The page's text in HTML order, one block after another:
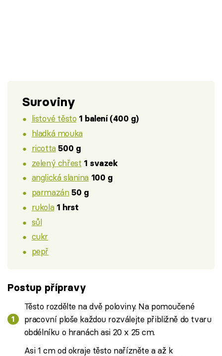
Suroviny
listové těsto 1 balení (400 g)
hladká mouka
ricotta 500 g
zelený chřest 1 svazek
anglická slanina 100 g
parmazán 50 g
rukola 1 hrst
sůl
cukr
pepř
Postup přípravy
Těsto rozdělte na dvě poloviny. Na pomoučené
pracovní ploše každou rozválejte přibližně do tvaru
obdélníku o hranách asi 20 x 25 cm.
Asi 1 cm od okraje těsto nařízněte a až k